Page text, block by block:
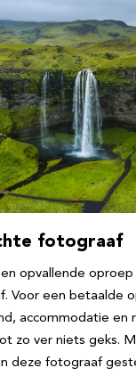
fotograaf
opvallende oproep
Voor een betaalde
accommodatie en
zo ver niets geks.
deze fotograaf